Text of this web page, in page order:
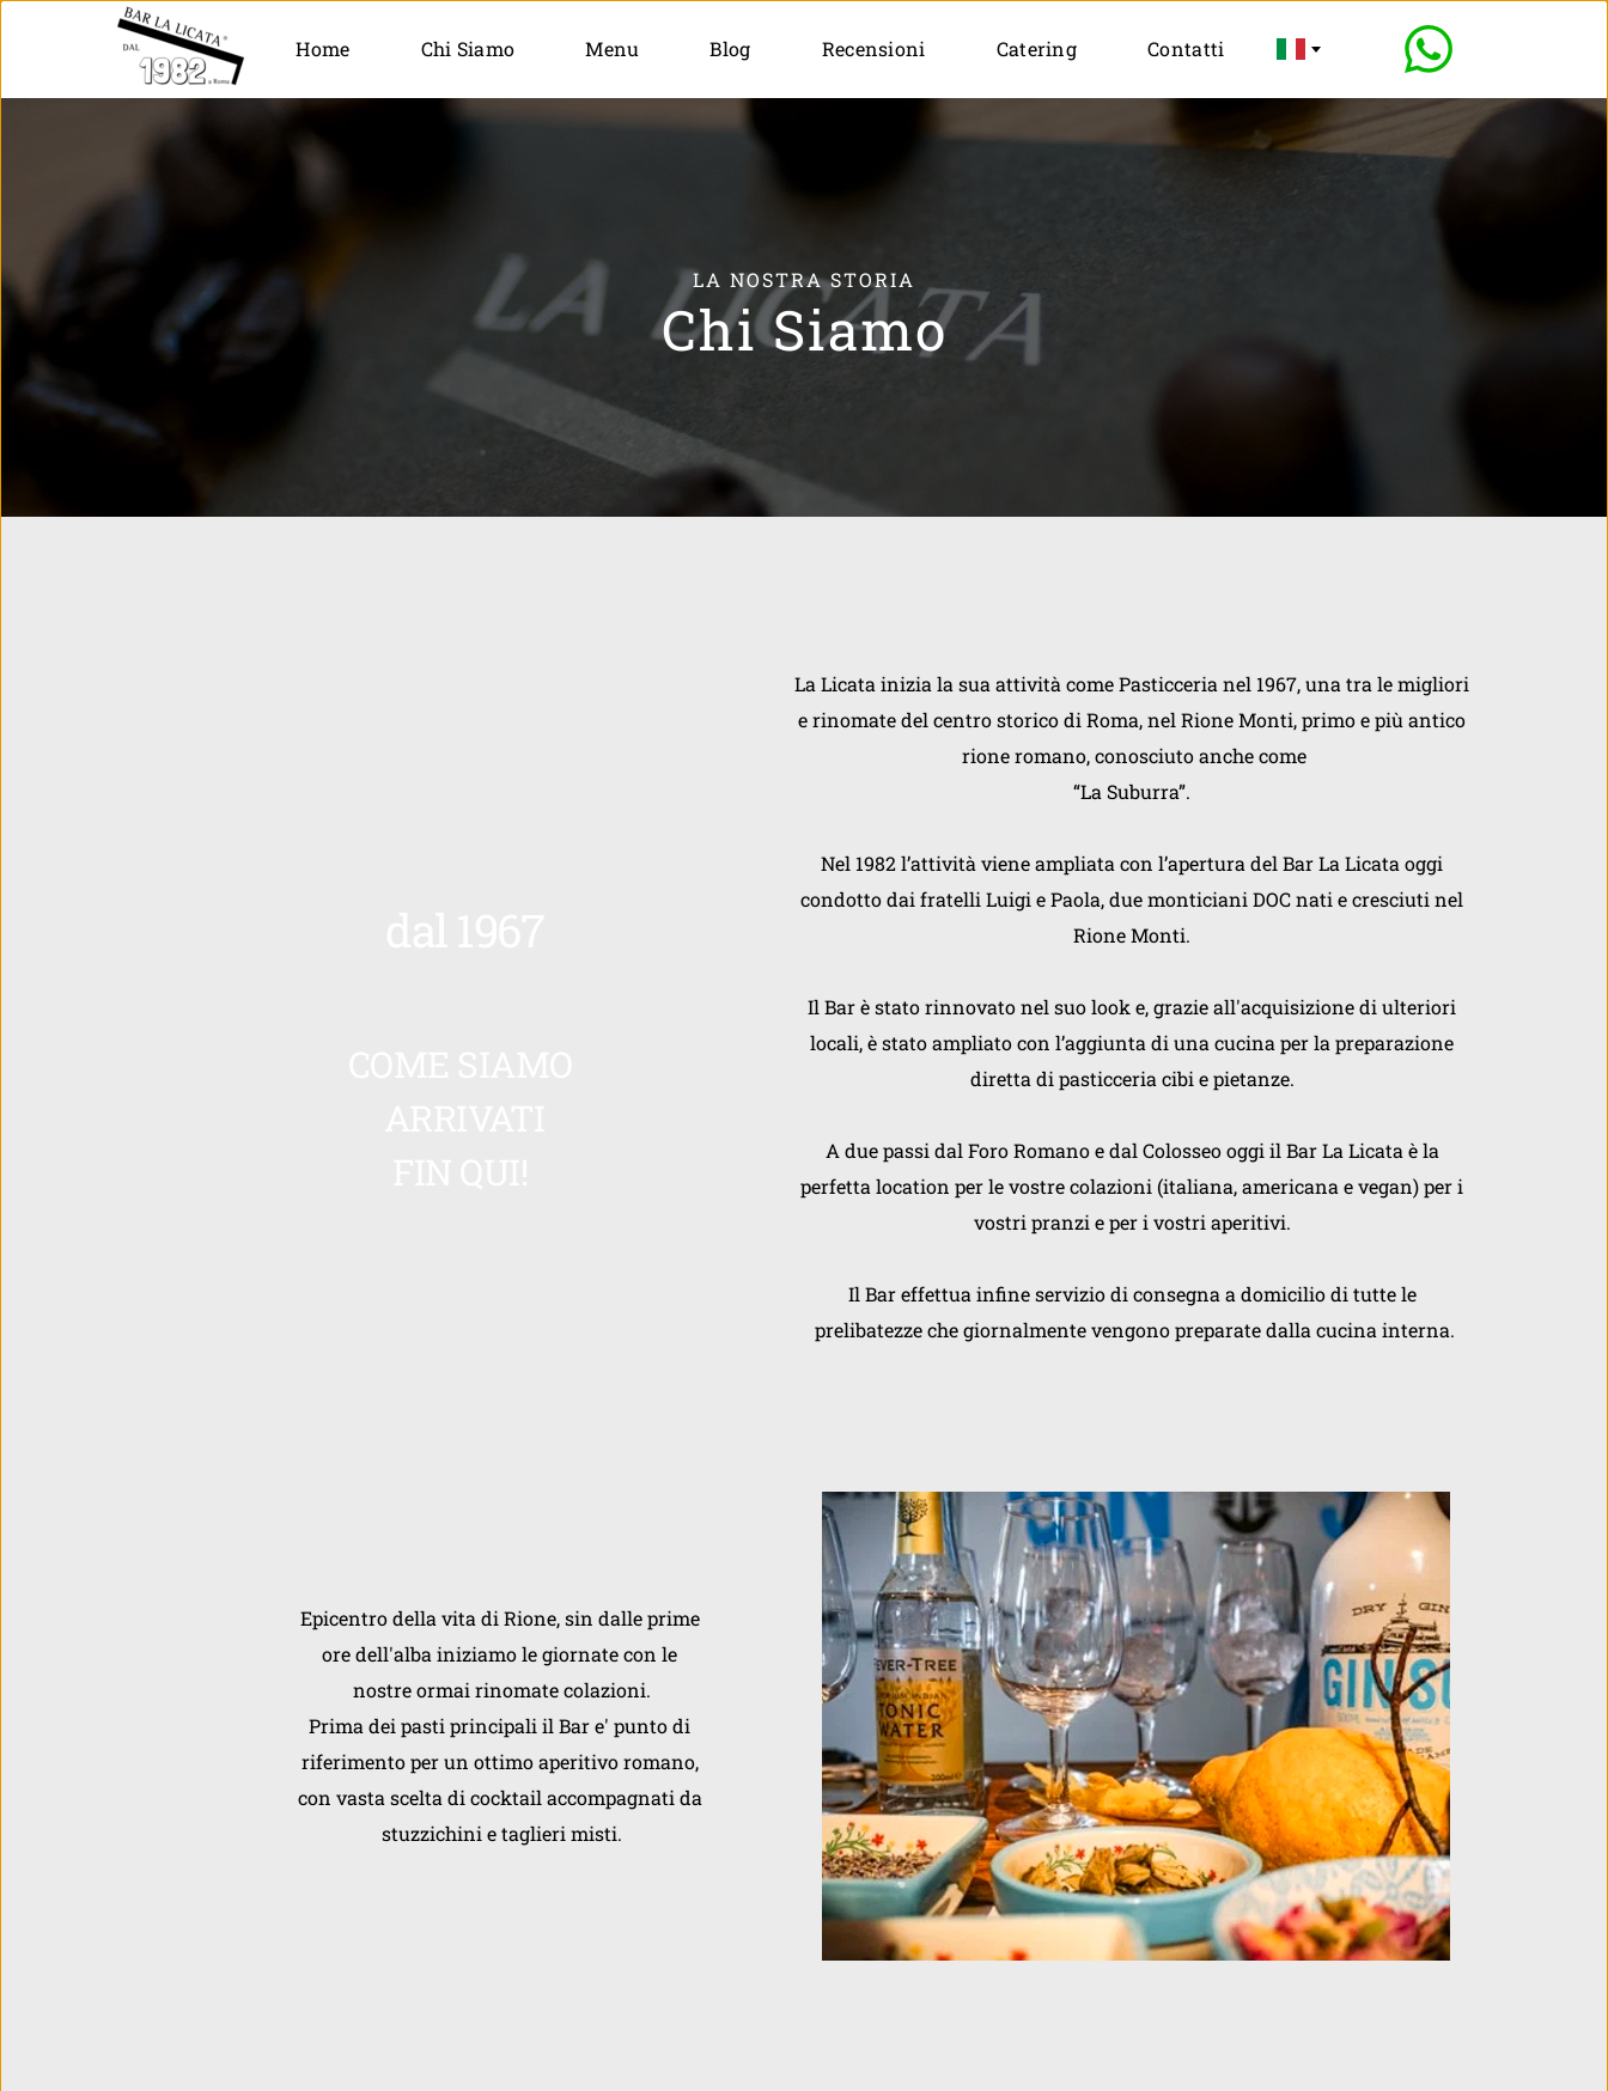
Home Chi Siamo Menu Blog Recensioni Catering Contatti
LA NOSTRA STORIA
Chi Siamo
La Licata inizia la sua attività come Pasticceria nel 1967, una tra le migliori
e rinomate del centro storico di Roma, nel Rione Monti, primo e più antico
rione romano, conosciuto anche come
“La Suburra”.
Nel 1982 l’attività viene ampliata con l’apertura del Bar La Licata oggi
condotto dai fratelli Luigi e Paola, due monticiani DOC nati e cresciuti nel
Rione Monti.
Il Bar è stato rinnovato nel suo look e, grazie all'acquisizione di ulteriori
locali, è stato ampliato con l’aggiunta di una cucina per la preparazione
diretta di pasticceria cibi e pietanze.
A due passi dal Foro Romano e dal Colosseo oggi il Bar La Licata è la
perfetta location per le vostre colazioni (italiana, americana e vegan) per i
vostri pranzi e per i vostri aperitivi.
Il Bar effettua infine servizio di consegna a domicilio di tutte le
prelibatezze che giornalmente vengono preparate dalla cucina interna.
Epicentro della vita di Rione, sin dalle prime
ore dell'alba iniziamo le giornate con le
nostre ormai rinomate colazioni.
Prima dei pasti principali il Bar e' punto di
riferimento per un ottimo aperitivo romano,
con vasta scelta di cocktail accompagnati da
stuzzichini e taglieri misti.